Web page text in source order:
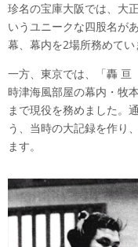
珍名の宝庫大阪では、大
いうユニークな四股名が
幕、幕内を2場所務めてい
一方、東京では、「轟 亘
時津海風部屋の幕内・牧
まで現役を務めました。
う、当時の大記録を作り
ます。